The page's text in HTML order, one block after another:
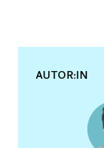
AUTOR:IN